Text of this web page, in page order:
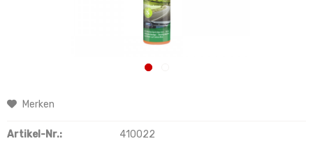
Merken
Artikel-Nr.:
410022